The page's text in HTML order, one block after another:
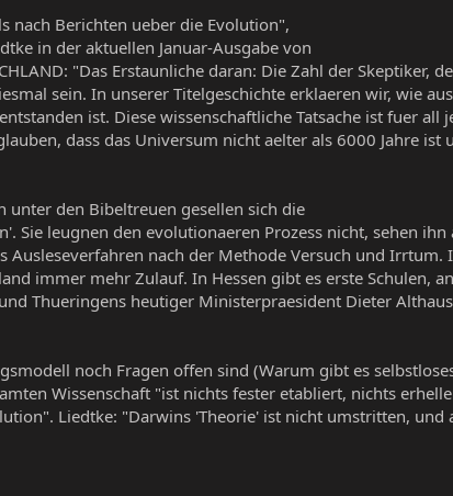
nach Berichten ueber die Evolution",
in der aktuellen Januar-Ausgabe von
"Das Erstaunliche daran: Die Zahl der
sein. In unserer Titelgeschichte erklaeren wir, wie
ist. Diese wissenschaftliche Tatsache ist fuer
dass das Universum nicht aelter als 6000 Jahre
unter den Bibeltreuen gesellen sich die
Sie leugnen den evolutionaeren Prozess nicht, sehen
Ausleseverfahren nach der Methode Versuch und
immer mehr Zulauf. In Hessen gibt es erste Schulen,
Thueringens heutiger Ministerpraesident Dieter
noch Fragen offen sind (Warum gibt es
Wissenschaft "ist nichts fester etabliert, nichts
Liedtke: "Darwins 'Theorie' ist nicht umstritten, und